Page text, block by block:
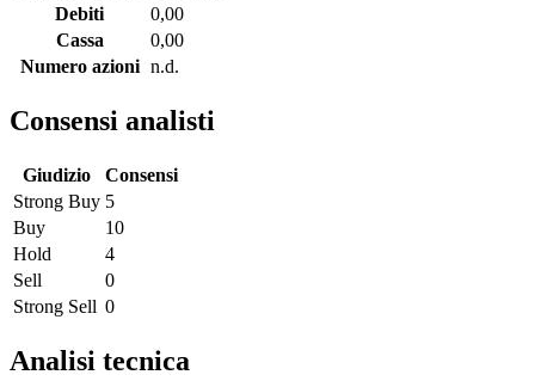
Debiti
0,00
Cassa
0,00
Numero azioni n.d.
Consensi analisti
Giudizio
Consensi
Strong Buy 5
Buy
10
Hold
4
Sell
0
Strong Sell 0
Analisi tecnica